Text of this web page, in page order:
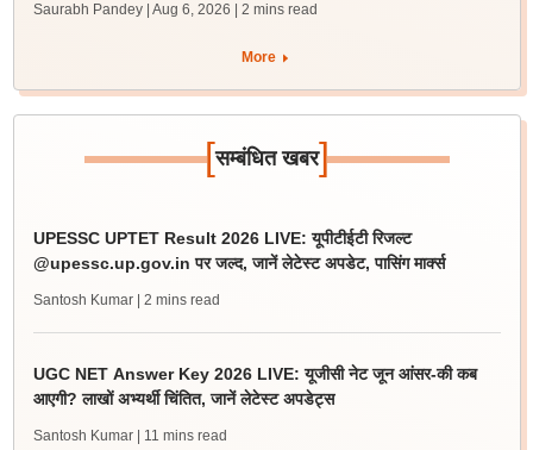
Saurabh Pandey | Aug 6, 2026 | 2 mins read
More
[सम्बंधित खबर]
UPESSC UPTET Result 2026 LIVE: यूपीटीईटी रिजल्ट
@upessc.up.gov.in पर जल्द, जानें लेटेस्ट अपडेट, पासिंग मार्क्स
Santosh Kumar | 2 mins read
UGC NET Answer Key 2026 LIVE: यूजीसी नेट जून आंसर-की कब
आएगी? लाखों अभ्यर्थी चिंतित, जानें लेटेस्ट अपडेट्स
Santosh Kumar | 11 mins read